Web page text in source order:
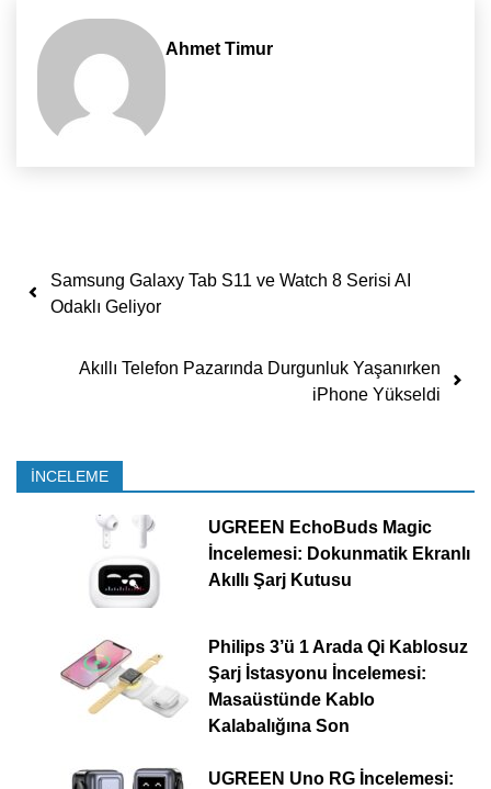
Ahmet Timur
Yazı dolaşımı
Samsung Galaxy Tab S11 ve Watch 8 Serisi AI
Odaklı Geliyor
Akıllı Telefon Pazarında Durgunluk Yaşanırken
iPhone Yükseldi
İNCELEME
UGREEN EchoBuds Magic
İncelemesi: Dokunmatik Ekranlı
Akıllı Şarj Kutusu
Philips 3’ü 1 Arada Qi Kablosuz
Şarj İstasyonu İncelemesi:
Masaüstünde Kablo
Kalabalığına Son
UGREEN Uno RG İncelemesi: